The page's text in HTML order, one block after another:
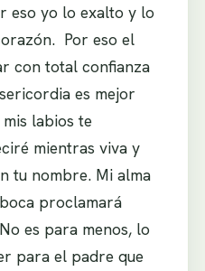
eso yo lo exalto y lo
Por eso el
con total confianza
es mejor
labios te
mientras viva y
tu nombre. Mi alma
proclamará
es para menos, lo
para el padre que